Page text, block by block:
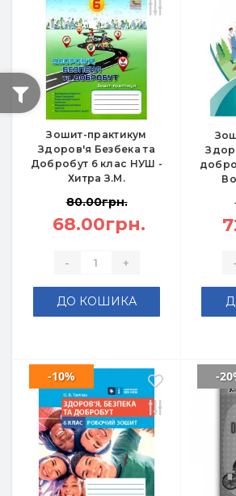
Зошит-практикум
Здоров'я Безбека та
Добробут 6 клас НУШ -
Хитра З.М.
80.00грн.
68.00грн.
- +
ДО КОШИКА
-
-10% -